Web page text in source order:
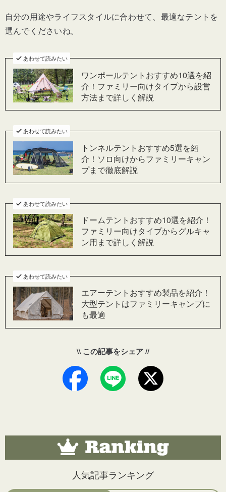
自分の用途やライフスタイルに合わせて、最適なテントを
選んでくださいね。
あわせて読みたい
ワンポールテントおすすめ10選を紹
介！ファミリー向けタイプから設営
方法まで詳しく解説
あわせて読みたい
トンネルテントおすすめ5選を紹
介！ソロ向けからファミリーキャン
プまで徹底解説
あわせて読みたい
ドームテントおすすめ10選を紹介！
ファミリー向けタイプからグルキャ
ン用まで詳しく解説
あわせて読みたい
エアーテントおすすめ製品を紹介！
大型テントはファミリーキャンプに
も最適
\\ この記事をシェア //
人気記事ランキング